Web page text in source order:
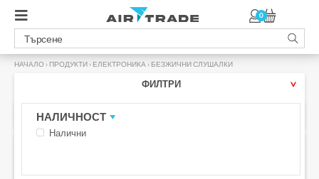
0
НАЧАЛО › ПРОДУКТИ › ЕЛЕКТРОНИКА › БЕЗЖИЧНИ СЛУШАЛКИ
БЕЗЖИЧНИ СЛУШАЛКИ
ФИЛТРИ
НАЛИЧНОСТ
Налични